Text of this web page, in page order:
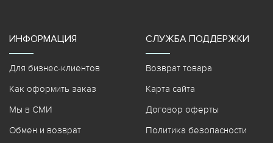
ИНФОРМАЦИЯ
Для бизнес-клиентов
Как оформить заказ
Мы в СМИ
Обмен и возврат
СЛУЖБА ПОДДЕРЖКИ
Возврат товара
Карта сайта
Договор оферты
Политика безопасности